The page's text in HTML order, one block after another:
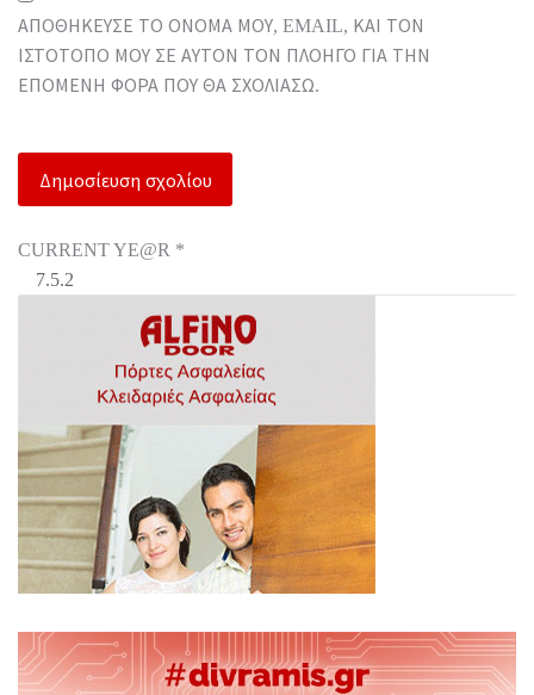
ΑΠΟΘΉΚΕΥΣΕ ΤΟ ΌΝΟΜΆ ΜΟΥ, EMAIL, ΚΑΙ ΤΟΝ
ΙΣΤΌΤΟΠΟ ΜΟΥ ΣΕ ΑΥΤΌΝ ΤΟΝ ΠΛΟΗΓΌ ΓΙΑ ΤΗΝ
ΕΠΌΜΕΝΗ ΦΟΡΆ ΠΟΥ ΘΑ ΣΧΟΛΙΆΣΩ.
CURRENT YE@R *